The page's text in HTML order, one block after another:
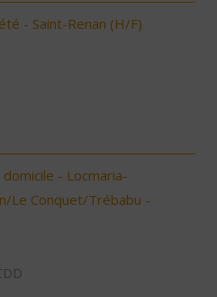
- Saint-Renan (H/F)
- Locmaria-
Le Conquet/Trébabu -